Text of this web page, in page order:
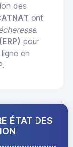
des
ont
.
pour
en
ÉTAT DES